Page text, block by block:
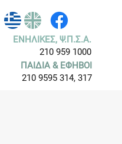
ΕΝΗΛΙΚΕΣ, Ψ.Π.Σ.Α.
210 959 1000
ΠΑΙΔΙΑ & ΕΦΗΒΟΙ
210 9595 314, 317